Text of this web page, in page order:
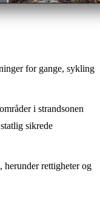
for gange, sykling
i strandsonen
sikrede
herunder rettigheter og